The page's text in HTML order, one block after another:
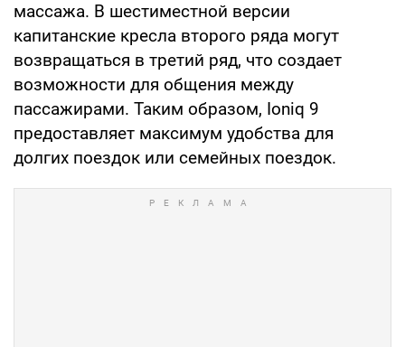
массажа. В шестиместной версии
капитанские кресла второго ряда могут
возвращаться в третий ряд, что создает
возможности для общения между
пассажирами. Таким образом, Ioniq 9
предоставляет максимум удобства для
долгих поездок или семейных поездок.